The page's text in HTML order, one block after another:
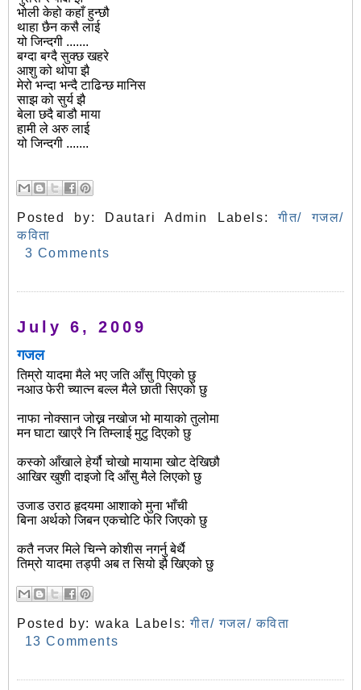
भोली केहो कहाँ हुन्छौ
थाहा छैन कसै लाई
यो जिन्दगी .......
बग्दा बग्दै सुक्छ खहरे
आशु को थोपा झै
मेरो भन्दा भन्दै टाढिन्छ मानिस
साझ को सुर्य झै
बेला छदै बाडौ माया
हामी ले अरु लाई
यो जिन्दगी .......
Posted by: Dautari Admin Labels:गीत/ गजल/
कविता
3 Comments
July 6, 2009
गजल
तिम्रो यादमा मैले भए जति आँसु पिएको छु
नआउ फेरी च्यात्न बल्ल मैले छाती सिएको छु
नाफा नोक्सान जोख्न नखोज भो मायाको तुलोमा
मन घाटा खाएरै नि तिम्लाई मुटु दिएको छु
कस्को आँखाले हेर्यौ चोखो मायामा खोट देखिछौ
आखिर खुशी दाइजो दि आँसु मैले लिएको छु
उजाड उराठ हृदयमा आशाको मुना भाँची
बिना अर्थको जिबन एकचोटि फेरि जिएको छु
कतै नजर मिले चिन्ने कोशीस नगर्नु बेर्थै
तिम्रो यादमा तड्पी अब त सियो झै खिएको छु
Posted by: waka Labels:गीत/ गजल/ कविता
13 Comments